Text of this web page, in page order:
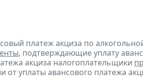
платеж акциза по
, подтверждающие уплату
акциза налогоплательщики
от уплаты авансового платежа